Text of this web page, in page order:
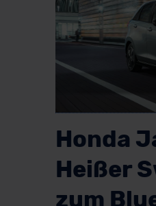
Honda
Heißer
zum